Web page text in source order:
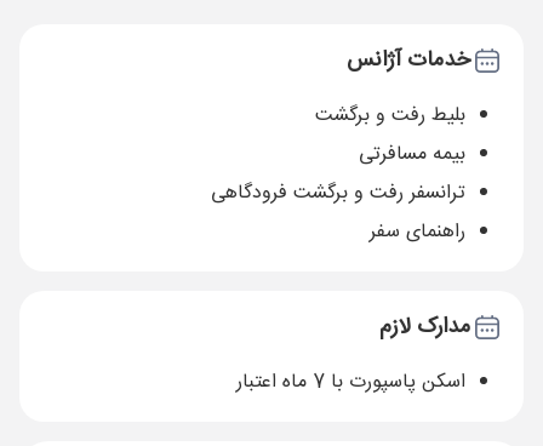
خدمات آژانس
بلیط رفت و برگشت
بیمه مسافرتی
ترانسفر رفت و برگشت فرودگاهی
راهنمای سفر
مدارک لازم
اسکن پاسپورت با 7 ماه اعتبار